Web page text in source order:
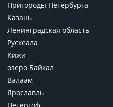
Пригороды Петербурга
Казань
Ленинградская область
Рускеала
Кижи
озеро Байкал
Валаам
Ярославль
Петергоф